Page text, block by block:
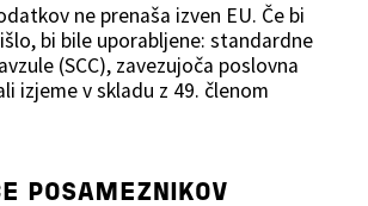
ne prenaša izven EU. Če bi
bi bile uporabljene: standardne
(SCC), zavezujoča poslovna
izjeme v skladu z 49. členom
POSAMEZNIKOV